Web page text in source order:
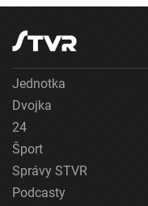
Jednotka
Dvojka
24
Šport
Správy STVR
Podcasty